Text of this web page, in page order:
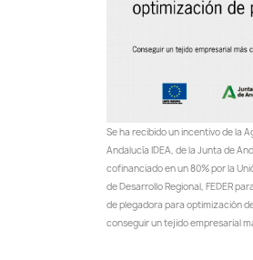
Se ha recibido un incentivo de la
Andalucía IDEA, de la Junta de
cofinanciado en un 80% por la
de Desarrollo Regional, FEDER
de plegadora para optimización
conseguir un tejido empresarial